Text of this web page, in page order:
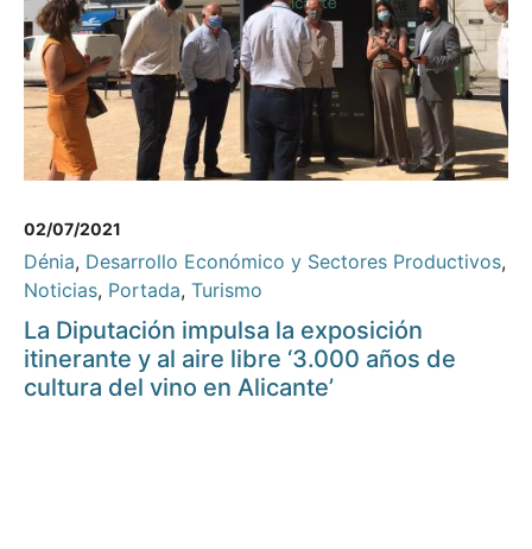
02/07/2021
Dénia, Desarrollo Económico y Sectores Productivos,
Noticias, Portada, Turismo
La Diputación impulsa la exposición
itinerante y al aire libre ‘3.000 años de
cultura del vino en Alicante’